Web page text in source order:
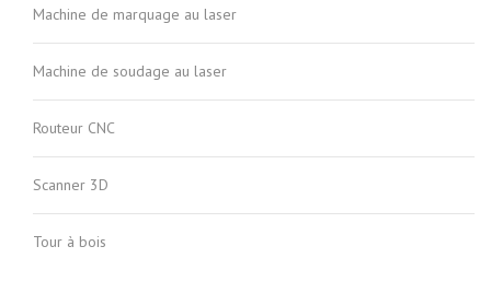
Machine de marquage au laser
Machine de soudage au laser
Routeur CNC
Scanner 3D
Tour à bois